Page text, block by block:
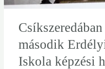
második
Iskola képzési